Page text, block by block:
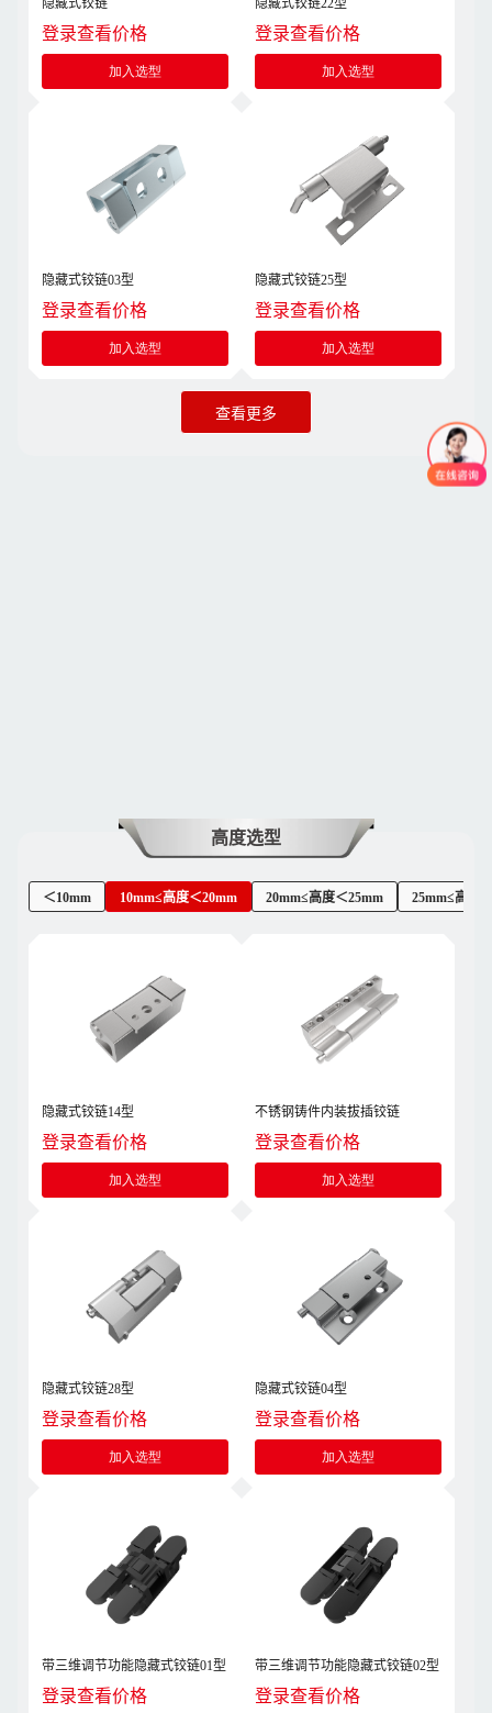
隐藏式铰链
登录查看价格
加入选型
隐藏式铰链22型
登录查看价格
加入选型
隐藏式铰链03型
登录查看价格
加入选型
隐藏式铰链25型
登录查看价格
加入选型
查看更多
高度选型
＜10mm 10mm≤高度＜20mm 20mm≤高度＜25mm 25mm≤高度
隐藏式铰链14型
登录查看价格
加入选型
不锈钢铸件内装拔插铰链
登录查看价格
加入选型
隐藏式铰链28型
登录查看价格
加入选型
隐藏式铰链04型
登录查看价格
加入选型
带三维调节功能隐藏式铰链01型
登录查看价格
带三维调节功能隐藏式铰链02型
登录查看价格